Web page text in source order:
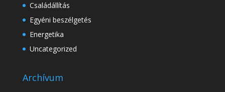
Családállítás
Egyéni beszélgetés
Energetika
Uncategorized
Archívum